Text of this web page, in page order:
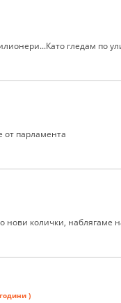
гледам по
от парламента
нови колички, наблягаме
)